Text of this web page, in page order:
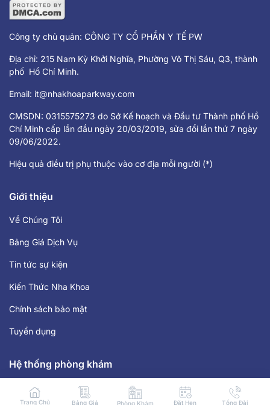
Công ty chủ quản: CÔNG TY CỔ PHẦN Y TẾ PW
Địa chỉ: 215 Nam Kỳ Khởi Nghĩa, Phường Võ Thị Sáu, Q3, thành
phố Hồ Chí Minh.
Email: it@nhakhoaparkway.com
CMSDN: 0315575273 do Sở Kế hoạch và Đầu tư Thành phố Hồ
Chí Minh cấp lần đầu ngày 20/03/2019, sửa đổi lần thứ 7 ngày
09/06/2022.
Hiệu quả điều trị phụ thuộc vào cơ địa mỗi người (*)
Giới thiệu
Về Chúng Tôi
Bảng Giá Dịch Vụ
Tin tức sự kiện
Kiến Thức Nha Khoa
Chính sách bảo mật
Tuyển dụng
Hệ thống phòng khám
Tp. Hồ Chí Minh
Trang Chủ Bảng Giá Phòng Khám Đặt Hẹn Tổng Đài